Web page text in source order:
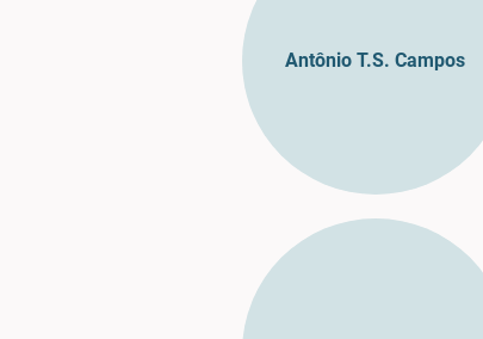
Antônio T.S. Campos